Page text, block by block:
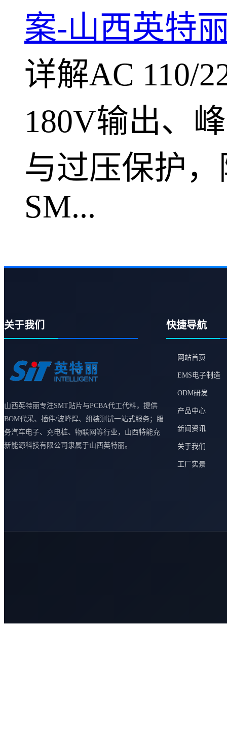
案-山西英特
详解AC 110/
180V输出、
与过压保护
SM...
关于我们
山西英特丽专注SMT贴片与PCBA代工代料，提供
BOM代采、插件/波峰焊、组装测试一站式服务；服
务汽车电子、充电桩、物联网等行业，山西特能充
新能源科技有限公司隶属于山西英特丽。
快捷导航
网站首页
EMS电子制造
ODM研发
产品中心
新闻资讯
关于我们
工厂实景